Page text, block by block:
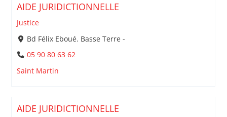
AIDE JURIDICTIONNELLE
Justice
Bd Félix Eboué. Basse Terre -
05 90 80 63 62
Saint Martin
AIDE JURIDICTIONNELLE